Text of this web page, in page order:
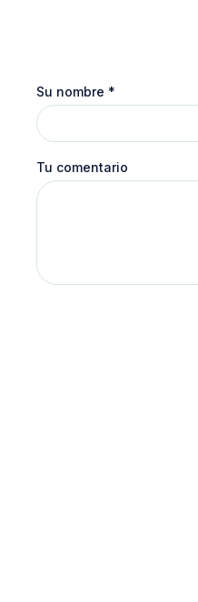
Su nombre *
Tu comentario